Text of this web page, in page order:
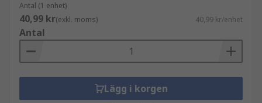
Antal (1 enhet)
40,99 kr(exkl. moms) 40,99 kr/enhet
Antal
Lägg i korgen